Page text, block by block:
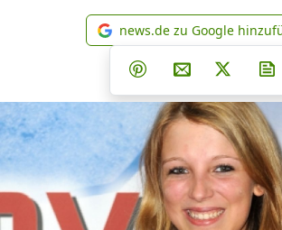
news.de
news.de zu Google
Teilen auf Facebook
Teilen auf
Teilen auf Pinterest
Per E-Mail
Post